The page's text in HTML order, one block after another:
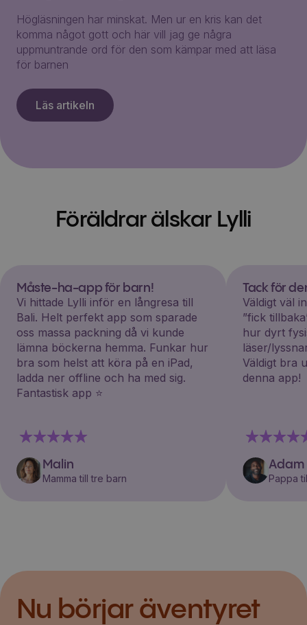
Högläsningen har minskat. Men ur en kris kan det
komma något gott och här vill jag ge några
uppmuntrande ord för den som kämpar med att läsa
för barnen
Läs artikeln
Föräldrar älskar Lylli
Måste-ha-app för barn!
Vi hittade Lylli inför en långresa till
Bali. Helt perfekt app som sparade
oss massa packning då vi kunde
lämna böckerna hemma. Funkar hur
bra som helst att köra på en iPad,
ladda ner offline och ha med sig.
Fantastisk app ⭐️
Malin
Mamma till tre barn
Tack för
Väldigt väl
”fick
hur dyrt
läser/
Väldigt bra
denna app!
Adam
Pappa
Nu börjar äventyret